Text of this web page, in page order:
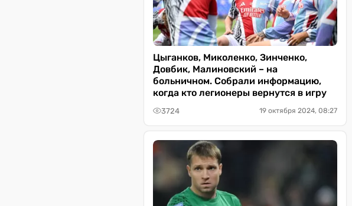
Цыганков, Миколенко, Зинченко,
Довбик, Малиновский – на
больничном. Собрали информацию,
когда кто легионеры вернутся в игру
3724 19 октября 2024, 08:27